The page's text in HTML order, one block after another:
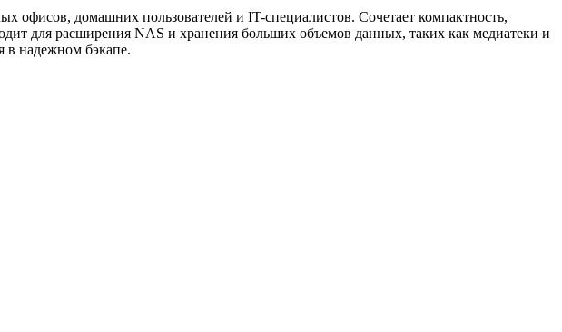
домашних пользователей и IT-специалистов. Сочетает компактность,
для расширения NAS и хранения больших объемов данных, таких как медиатеки и
в надежном бэкапе.